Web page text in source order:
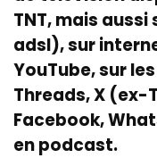
TNT, mais
adsl), sur
YouTube, sur
Threads, X
Facebook,
en podcast.